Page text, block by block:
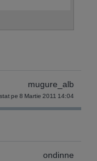
mugure_alb
pe 8 Martie 2011 14:04
ondinne